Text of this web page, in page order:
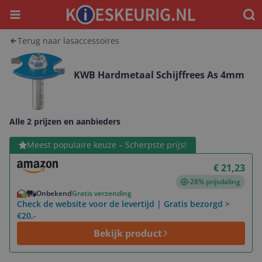
Menu
Terug naar lasaccessoires
KWB Hardmetaal Schijffrees As 4mm
Alle 2 prijzen en aanbieders
Meest populaire keuze – Scherpste prijs!
€ 21,23
-28% prijsdaling
OnbekendGratis verzending
Check de website voor de levertijd | Gratis bezorgd >
€20,-
Bekijk product
Bekijk product